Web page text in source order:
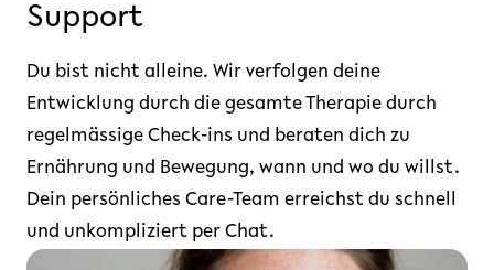
Support
Du bist nicht alleine. Wir verfolgen deine
Entwicklung durch die gesamte Therapie durch
regelmässige Check-ins und beraten dich zu
Ernährung und Bewegung, wann und wo du willst.
Dein persönliches Care-Team erreichst du schnell
und unkompliziert per Chat.